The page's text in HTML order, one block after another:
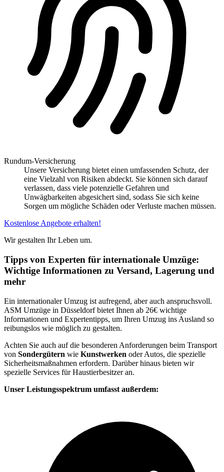
Rundum-Versicherung
Unsere Versicherung bietet einen umfassenden Schutz, der
eine Vielzahl von Risiken abdeckt. Sie können sich darauf
verlassen, dass viele potenzielle Gefahren und
Unwägbarkeiten abgesichert sind, sodass Sie sich keine
Sorgen um mögliche Schäden oder Verluste machen müssen.
Kostenlose Angebote erhalten!
Wir gestalten Ihr Leben um.
Tipps von Experten für internationale Umzüge:
Wichtige Informationen zu Versand, Lagerung und
mehr
Ein internationaler Umzug ist aufregend, aber auch anspruchsvoll.
ASM Umzüge in Düsseldorf bietet Ihnen ab 26€ wichtige
Informationen und Expertentipps, um Ihren Umzug ins Ausland so
reibungslos wie möglich zu gestalten.
Achten Sie auch auf die besonderen Anforderungen beim Transport
von Sondergütern wie Kunstwerken oder Autos, die spezielle
Sicherheitsmaßnahmen erfordern. Darüber hinaus bieten wir
spezielle Services für Haustierbesitzer an.
Unser Leistungsspektrum umfasst außerdem: